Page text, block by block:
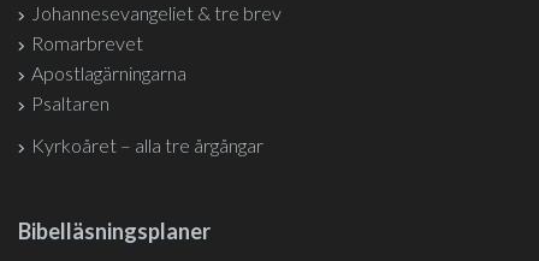
Johannesevangeliet & tre brev
Romarbrevet
Apostlagärningarna
Psaltaren
Kyrkoåret – alla tre årgångar
Bibelläsningsplaner